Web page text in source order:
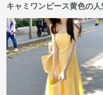
キャミワンピース黄色の人